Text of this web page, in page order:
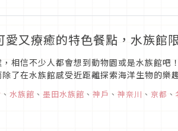
又療癒的特色餐點，水族館
相信不少人都會想到動物園或是水族館吧
了在水族館感受近距離探索海洋生物的樂
愛又療癒的水族館限定餐點。有機會到以
、 水族館 、 墨田水族館 、 神戶 、 神奈川 、 京都 、